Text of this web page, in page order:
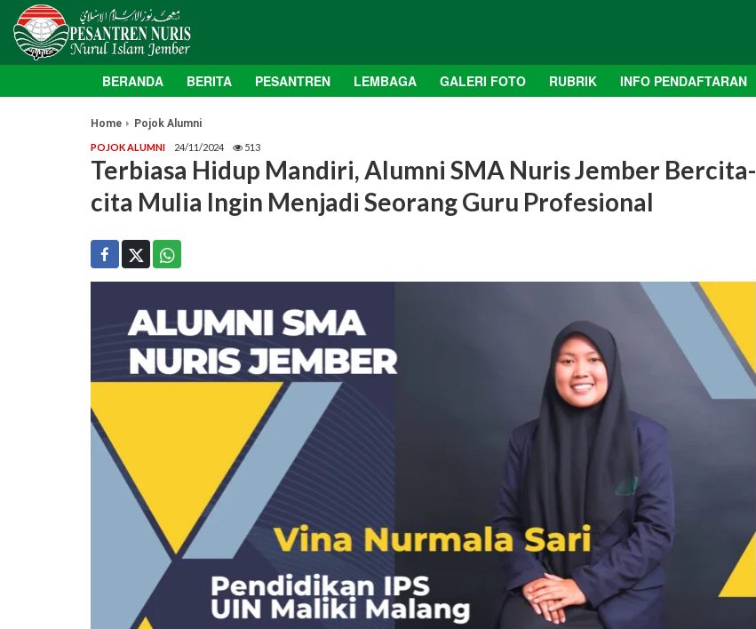
BERANDA BERITA PESANTREN LEMBAGA GALERI FOTO RUBRIK INFO PENDAFTARAN
Home Pojok Alumni
POJOK ALUMNI 24/11/2024 513
Terbiasa Hidup Mandiri, Alumni SMA Nuris Jember Bercita-
cita Mulia Ingin Menjadi Seorang Guru Profesional